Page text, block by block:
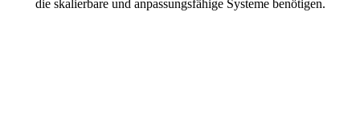
die skalierbare und anpassungsfähige Systeme benötigen.